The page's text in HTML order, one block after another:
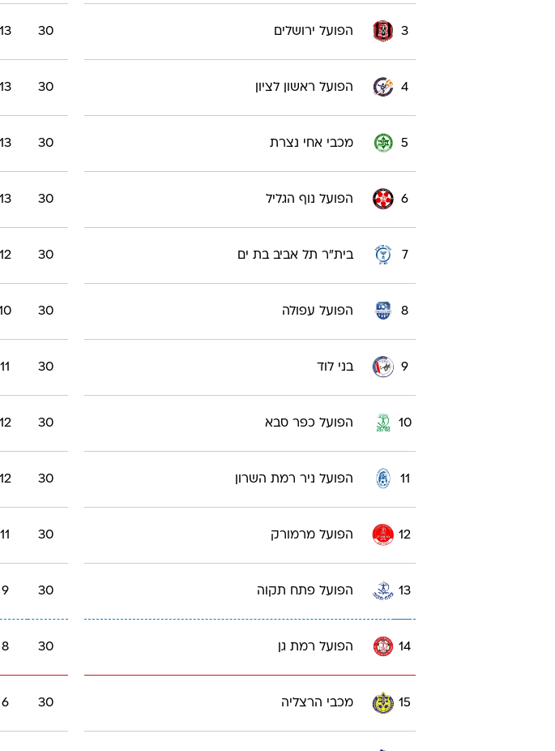
1 הפועל תל אביב 30
20
2 הפועל חדרה 30
15
3 הפועל ירושלים 30
13
4 הפועל ראשון לציון 30
13
5 מכבי אחי נצרת 30
13
6 הפועל נוף הגליל 30
13
7 בית"ר תל אביב בת ים 30
12
8 הפועל עפולה 30
10
9 בני לוד 30
11
10 הפועל כפר סבא 30
12
11 הפועל ניר רמת השרון 30
12
12 הפועל מרמורק 30
11